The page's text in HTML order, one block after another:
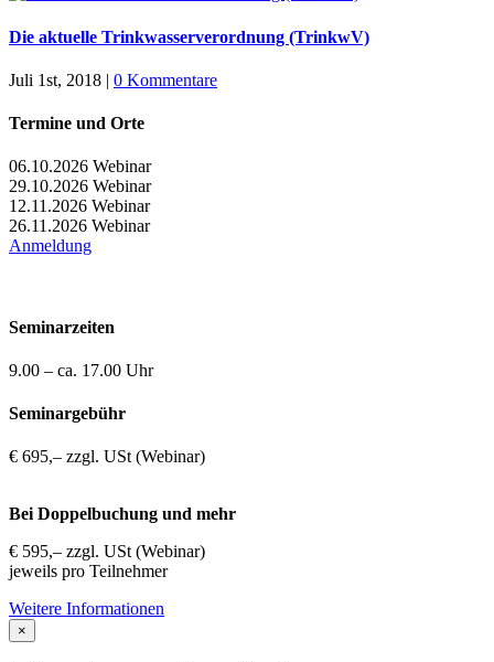
Die aktuelle Trinkwasserverordnung (TrinkwV)
Juli 1st, 2018 | 0 Kommentare
Termine und Orte
06.10.2026 Webinar
29.10.2026 Webinar
12.11.2026 Webinar
26.11.2026 Webinar
Anmeldung
Seminarzeiten
9.00 – ca. 17.00 Uhr
Seminargebühr
€ 695,– zzgl. USt (Webinar)
Bei Doppelbuchung und mehr
€ 595,– zzgl. USt (Webinar)
jeweils pro Teilnehmer
Weitere Informationen
×